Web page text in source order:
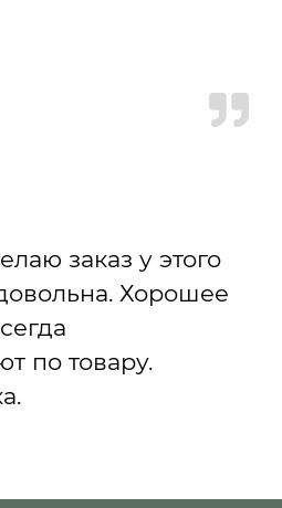
заказ у этого
Хорошее
по товару.